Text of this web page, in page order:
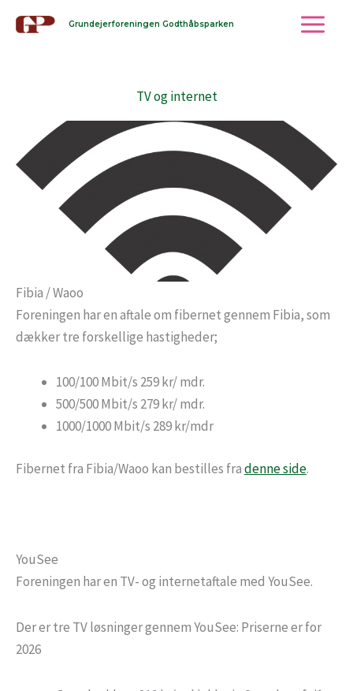
Grundejerforeningen Godthåbsparken
TV og internet
Fibia / Waoo
Foreningen har en aftale om fibernet gennem Fibia, som
dækker tre forskellige hastigheder;
100/100 Mbit/s 259 kr/ mdr.
500/500 Mbit/s 279 kr/ mdr.
1000/1000 Mbit/s 289 kr/mdr
Fibernet fra Fibia/Waoo kan bestilles fradenne side.
YouSee
Foreningen har en TV- og internetaftale med YouSee.
Der er tre TV løsninger gennem YouSee: Priserne er for
2026